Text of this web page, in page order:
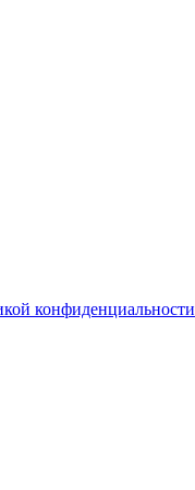
конфиденциальности